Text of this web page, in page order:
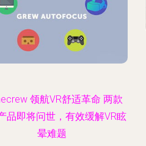
领航VR舒适革命 两款
品即将问世，有效缓解VR眩
晕难题